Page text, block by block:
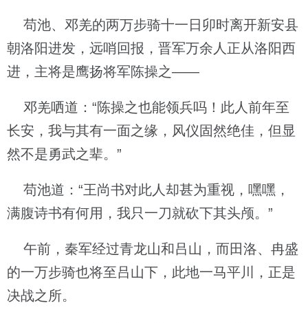
苟池、邓羌的两万步骑十一日卯时离开新安县
朝洛阳进发，远哨回报，晋军万余人正从洛阳西
进，主将是鹰扬将军陈操之——
邓羌哂道：“陈操之也能领兵吗！此人前年至
长安，我与其有一面之缘，风仪固然绝佳，但显
然不是勇武之辈。”
苟池道：“王尚书对此人却甚为重视，嘿嘿，
满腹诗书有何用，我只一刀就砍下其头颅。”
午前，秦军经过青龙山和吕山，而田洛、冉盛
的一万步骑也将至吕山下，此地一马平川，正是
决战之所。